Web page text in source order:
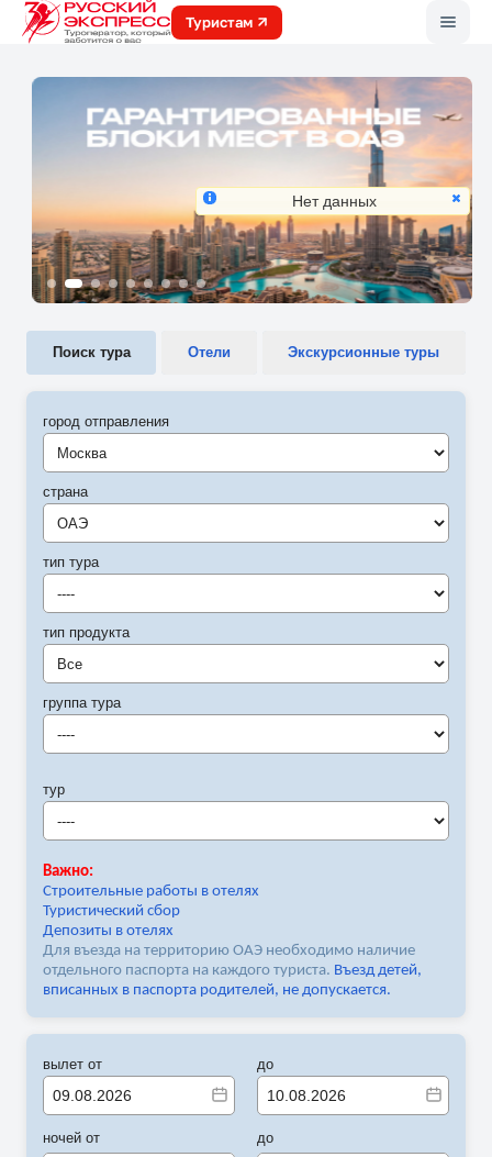
Туристам
Поиск тура Отели Экскурсионные туры
город отправления
Москва
страна
ОАЭ
тип тура
----
тип продукта
Все
группа тура
----
тур
----
Важно:
Строительные работы в отелях
Туристический сбор
Депозиты в отелях
Для въезда на территорию ОАЭ необходимо наличие
отдельного паспорта на каждого туриста. Въезд детей,
вписанных в паспорта родителей, не допускается.
вылет от
ночей от
до
до
Нет данных